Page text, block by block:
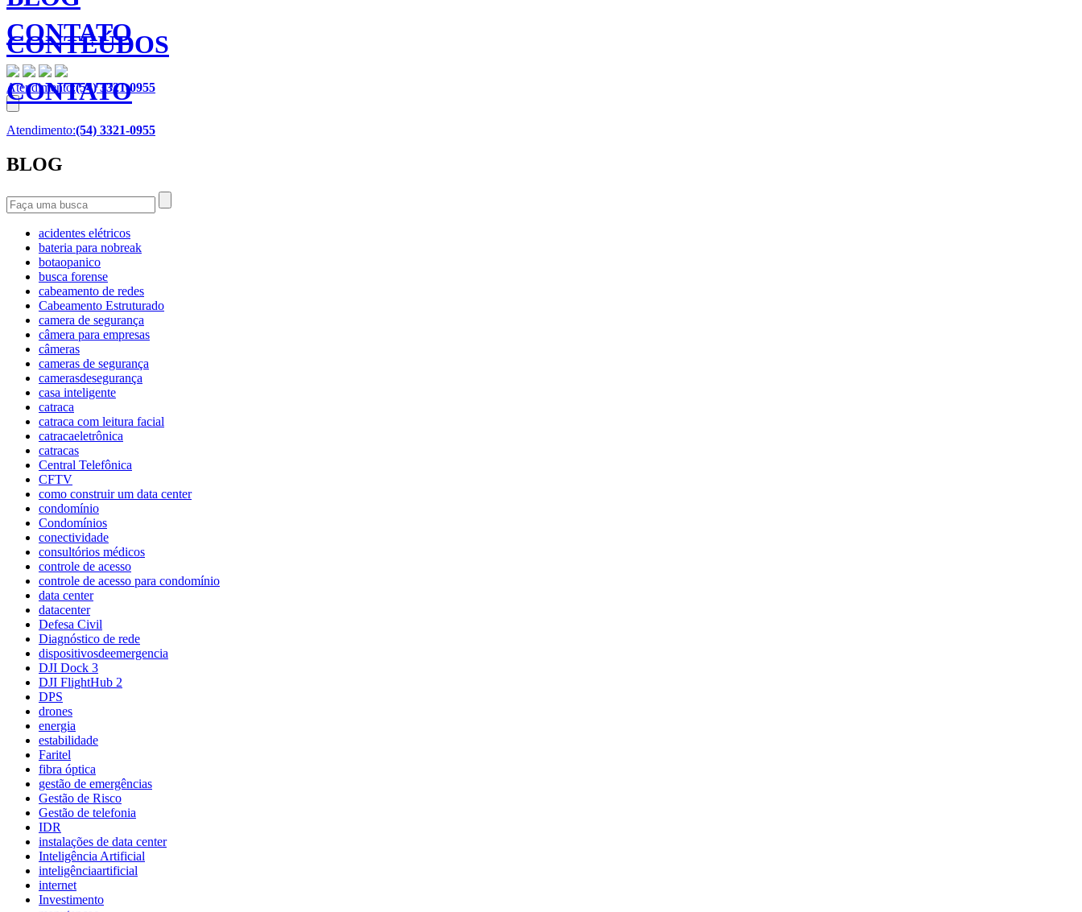
CONTATO
Atendimento:(54) 3321-0955
CONTEÚDOS
CONTATO
Atendimento:(54) 3321-0955
BLOG
acidentes elétricos
bateria para nobreak
botaopanico
busca forense
cabeamento de redes
Cabeamento Estruturado
camera de segurança
câmera para empresas
câmeras
cameras de segurança
camerasdesegurança
casa inteligente
catraca
catraca com leitura facial
catracaeletrônica
catracas
Central Telefônica
CFTV
como construir um data center
condomínio
Condomínios
conectividade
consultórios médicos
controle de acesso
controle de acesso para condomínio
data center
datacenter
Defesa Civil
Diagnóstico de rede
dispositivosdeemergencia
DJI Dock 3
DJI FlightHub 2
DPS
drones
energia
estabilidade
Faritel
fibra óptica
gestão de emergências
Gestão de Risco
Gestão de telefonia
IDR
instalações de data center
Inteligência Artificial
inteligênciaartificial
internet
Investimento